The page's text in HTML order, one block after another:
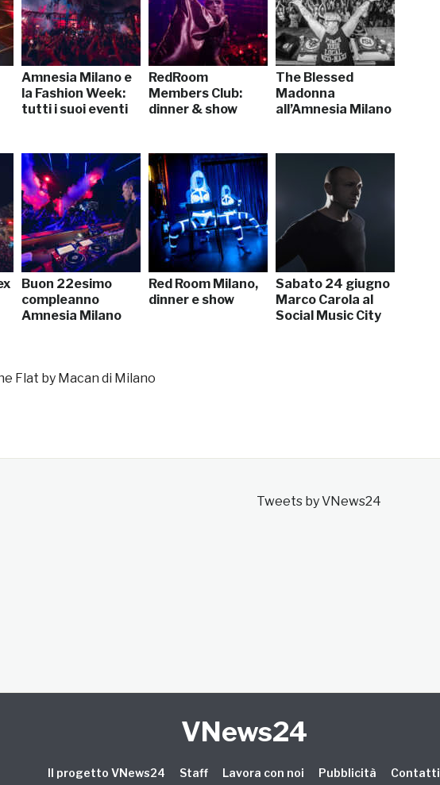
Amnesia Milano e
la Fashion Week:
tutti i suoi eventi
RedRoom
Members Club:
dinner & show
The Blessed
Madonna
all’Amnesia Milano
Buon 22esimo
compleanno
Amnesia Milano
Red Room Milano,
dinner e show
Sabato 24 giugno
Marco Carola al
Social Music City
Flat by Macan di Milano
Tweets by VNews24
VNews24
Il progetto VNews24 Staff Lavora con noi Pubblicità Contatti